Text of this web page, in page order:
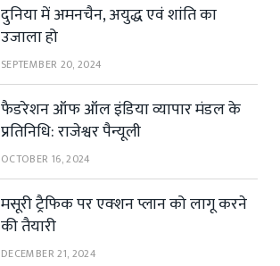
दुनिया में अमनचैन, अयुद्ध एवं शांति का
उजाला हो
SEPTEMBER 20, 2024
फैडरेशन ऑफ ऑल इंडिया व्यापार मंडल के
प्रतिनिधि: राजेश्वर पैन्यूली
OCTOBER 16, 2024
मसूरी ट्रैफिक पर एक्शन प्लान को लागू करने
की तैयारी
DECEMBER 21, 2024